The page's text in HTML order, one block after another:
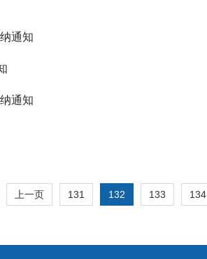
通知
通知
上一页 131 132 133 134